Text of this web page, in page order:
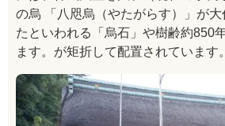
の烏 「八咫烏（やたがらす）」が
たといわれる「烏石」や樹齢約850
ます。が矩折して配置されています。